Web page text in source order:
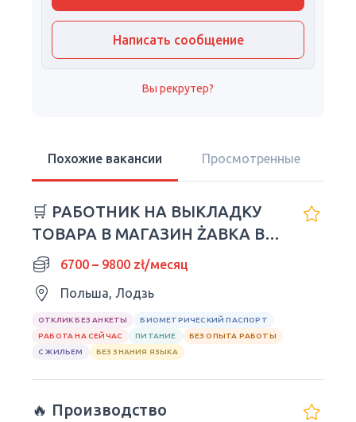
Написать сообщение
Вы рекрутер?
Похожие вакансии Просмотренные
🛒 РАБОТНИК НА ВЫКЛАДКУ
ТОВАРА В МАГАЗИН ŻABKA В
ПОЛЬШЕ
6700 – 9800 zł/месяц
Польша, Лодзь
ОТКЛИК БЕЗ АНКЕТЫ
БИОМЕТРИЧЕСКИЙ ПАСПОРТ
РАБОТА НА СЕЙЧАС
ПИТАНИЕ
БЕЗ ОПЫТА РАБОТЫ
С ЖИЛЬЕМ
БЕЗ ЗНАНИЯ ЯЗЫКА
🔥 Производство